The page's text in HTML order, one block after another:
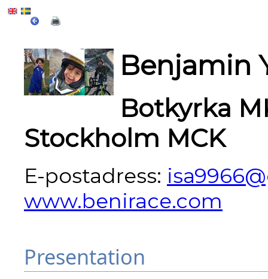
Benjamin
Botkyrka
Stockholm MCK
E-postadress:
www.benirace.com
Presentation